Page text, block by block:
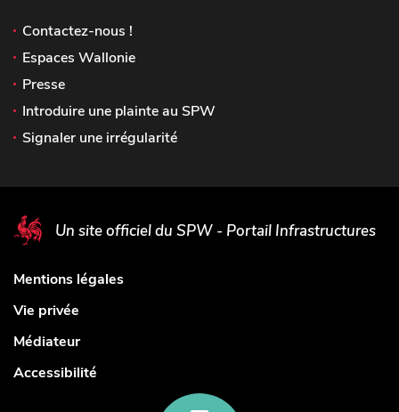
Contactez-nous !
Espaces Wallonie
Presse
Introduire une plainte au SPW
Signaler une irrégularité
Un site officiel du SPW - Portail Infrastructures
Mentions légales
Vie privée
Médiateur
Accessibilité